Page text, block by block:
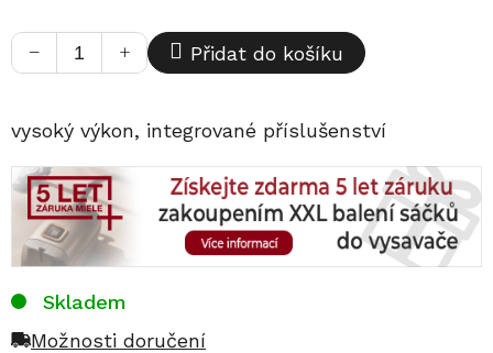
cena:
+
− Přidat do košíku
vysoký výkon, integrované příslušenství
Skladem
Možnosti doručení